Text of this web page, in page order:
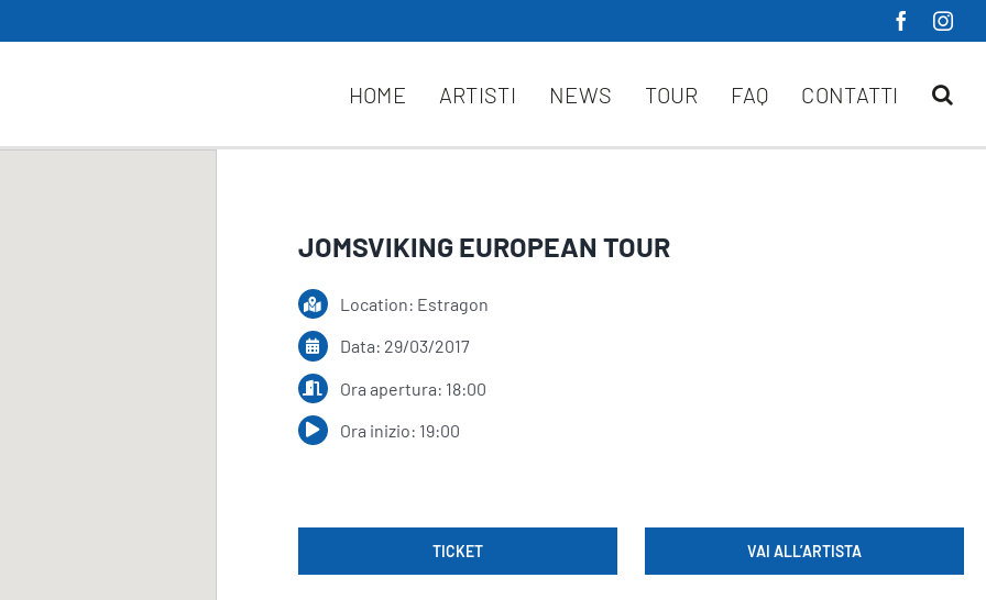
HOME ARTISTI NEWS TOUR FAQ CONTATTI
JOMSVIKING EUROPEAN TOUR
Location: Estragon
Data: 29/03/2017
Ora apertura: 18:00
Ora inizio: 19:00
TICKET VAI ALL’ARTISTA